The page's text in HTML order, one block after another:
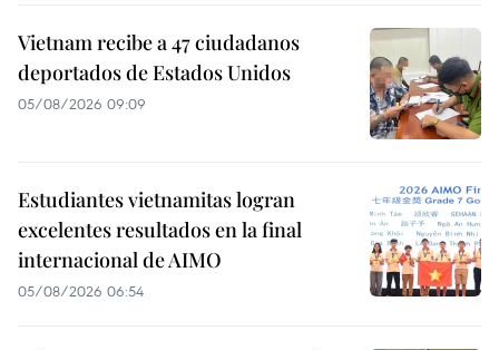
Vietnam recibe a 47 ciudadanos
deportados de Estados Unidos
05/08/2026 09:09
Estudiantes vietnamitas logran
excelentes resultados en la final
internacional de AIMO
05/08/2026 06:54